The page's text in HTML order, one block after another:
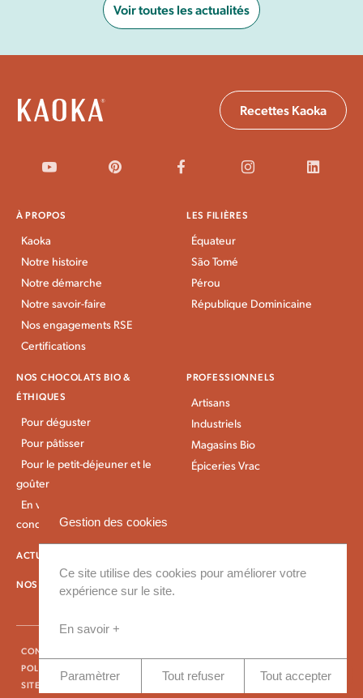
nous contacter
Voir toutes les actualités
Recettes Kaoka
À PROPOS
Kaoka
Notre histoire
Notre démarche
Notre savoir-faire
Nos engagements RSE
Certifications
LES FILIÈRES
Équateur
São Tomé
Pérou
République Dominicaine
NOS CHOCOLATS BIO &
ÉTHIQUES
Pour déguster
Pour pâtisser
Pour le petit-déjeuner et le
goûter
En vrac et gros
conditionnement
PROFESSIONNELS
Artisans
Industriels
Magasins Bio
Épiceries Vrac
ACTUALITÉS KAOKA
NOS CONDITIONS DE LIVRAISON
CONTACT
POLITIQUE DE CONFIDENTIALITÉ
SITE RÉALISÉ PAR VINGTCINQ
Gestion des cookies
Ce site utilise des cookies pour améliorer votre
expérience sur le site.
En savoir +
Paramètrer Tout refuser Tout accepter